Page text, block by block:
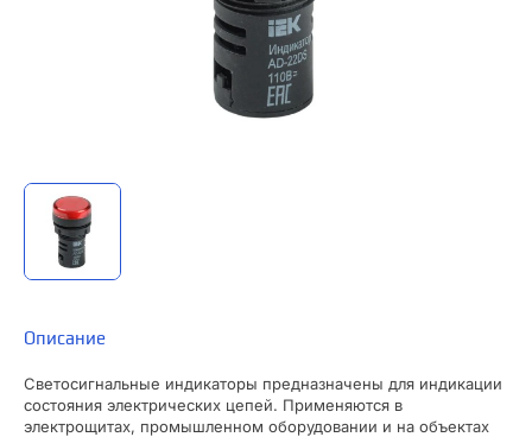
Описание
Светосигнальные индикаторы предназначены для индикации
состояния электрических цепей. Применяются в
электрощитах, промышленном оборудовании и на объектах